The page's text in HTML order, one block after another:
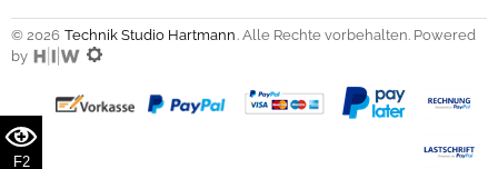
F2
© 2026 Technik Studio Hartmann . Alle Rechte vorbehalten. Powered
by